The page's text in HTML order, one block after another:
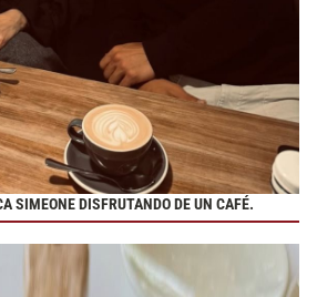
SIMEONE DISFRUTANDO DE UN CAFÉ.